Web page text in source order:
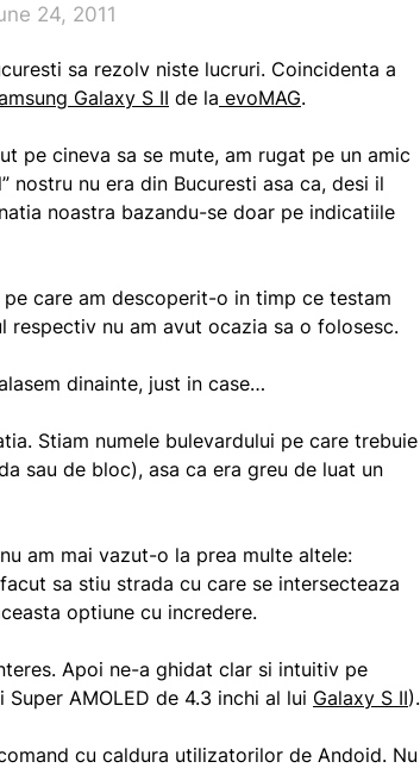
24, 2011
sa rezolv niste lucruri. Coincidenta a
Galaxy S II de la evoMAG.
pe cineva sa se mute, am rugat pe un amic
nostru nu era din Bucuresti asa ca, desi il
noastra bazandu-se doar pe indicatiile
care am descoperit-o in timp ce testam
respectiv nu am avut ocazia sa o folosesc.
dinainte, just in case…
Stiam numele bulevardului pe care trebuie
sau de bloc), asa ca era greu de luat un
am mai vazut-o la prea multe altele:
sa stiu strada cu care se intersecteaza
optiune cu incredere.
Apoi ne-a ghidat clar si intuitiv pe
AMOLED de 4.3 inchi al lui Galaxy S II).
cu caldura utilizatorilor de Andoid. Nu